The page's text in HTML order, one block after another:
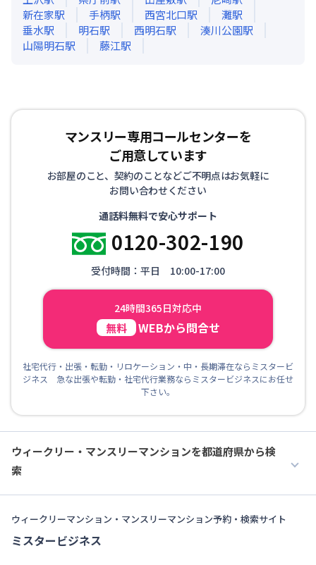
新在家駅 手柄駅 西宮北口駅 灘駅
垂水駅 明石駅 西明石駅 湊川公園駅
山陽明石駅 藤江駅
マンスリー専用コールセンターを
ご用意しています
お部屋のこと、契約のことなどご不明点はお気軽に
お問い合わせください
通話料無料で安心サポート
0120-302-190
受付時間：平日 10:00-17:00
24時間365日対応中
無料 WEBから問合せ
社宅代行・出張・転勤・リロケーション・中・長期滞在ならミスタービ
ジネス 急な出張や転勤・社宅代行業務ならミスタービジネスにお任せ
下さい。
ウィークリー・マンスリーマンションを都道府県から検
索
ウィークリーマンション・マンスリーマンション予約・検索サイト
ミスタービジネス